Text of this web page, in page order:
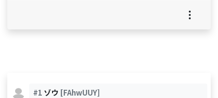
#1 ゾウ [FAhwUUY]